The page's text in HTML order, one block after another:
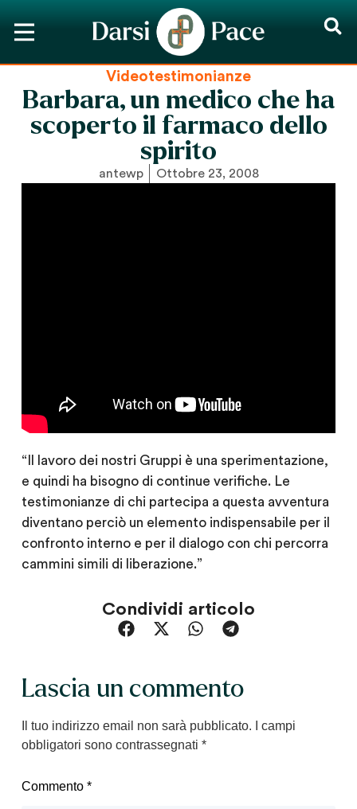
Videotestimonianze
Barbara, un medico che ha
scoperto il farmaco dello
spirito
antewp Ottobre 23, 2008
“Il lavoro dei nostri Gruppi è una sperimentazione,
e quindi ha bisogno di continue verifiche. Le
testimonianze di chi partecipa a questa avventura
diventano perciò un elemento indispensabile per il
confronto interno e per il dialogo con chi percorra
cammini simili di liberazione.”
Condividi articolo
Lascia un commento
Il tuo indirizzo email non sarà pubblicato.
I campi
obbligatori sono contrassegnati *
Commento *